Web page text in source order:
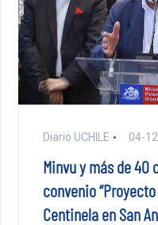
Diario UCHILE 04-
Minvu y más de
convenio
Centinela en San